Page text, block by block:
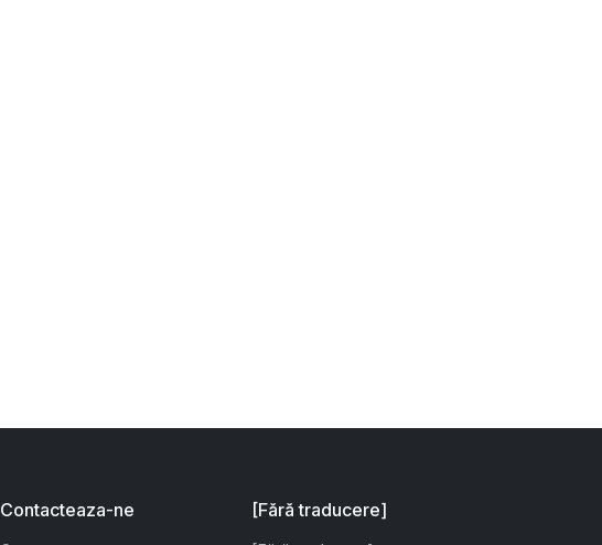
Contacteaza-ne [Fără traducere]